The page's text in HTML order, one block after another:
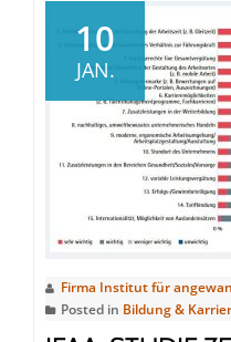
10
JAN.
Firma Institut für
Posted in Bildung &